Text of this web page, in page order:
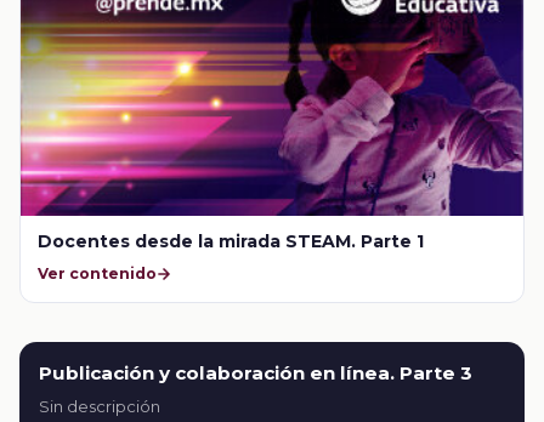
Docentes desde la mirada STEAM. Parte 1
Ver contenido
Publicación y colaboración en línea. Parte 3
Sin descripción